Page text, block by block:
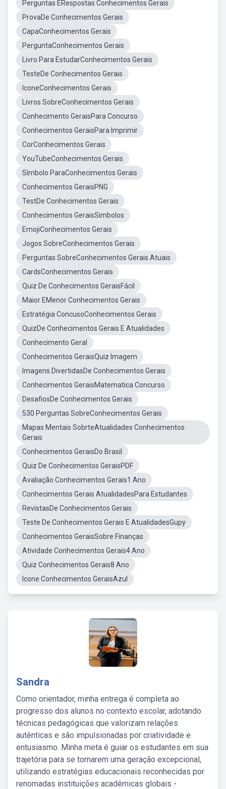
Perguntas ERespostas Conhecimentos Gerais
ProvaDe Conhecimentos Gerais
CapaConhecimentos Gerais
PerguntaConhecimentos Gerais
Livro Para EstudarConhecimentos Gerais
TesteDe Conhecimentos Gerais
IconeConhecimentos Gerais
Livros SobreConhecimentos Gerais
Conhecimento GeraisPara Concurso
Conhecimentos GeraisPara Imprimir
CorConhecimentos Gerais
YouTubeConhecimentos Gerais
Símbolo ParaConhecimentos Gerais
Conhecimentos GeraisPNG
TestDe Conhecimentos Gerais
Conhecimentos GeraisSimbolos
EmojiConhecimentos Gerais
Jogos SobreConhecimentos Gerais
Perguntas SobreConhecimentos Gerais Atuais
CardsConhecimentos Gerais
Quiz De Conhecimentos GeraisFácil
Maior EMenor Conhecimentos Gerais
Estratégia ConcusoConhecimentos Gerais
QuizDe Conhecimentos Gerais E Atualidades
Conhecimento Geral
Conhecimentos GeraisQuiz Imagem
Imagens DivertidasDe Conhecimentos Gerais
Conhecimentos GeraisMatematica Concurso
DesafiosDe Conhecimentos Gerais
530 Perguntas SobreConhecimentos Gerais
Mapas Mentais SobrteAtualidades Conhecimentos
Gerais
Conhecimentos GeraisDo Brasil
Quiz De Conhecimentos GeraisPDF
Avaliação Conhecimentos Gerais1 Ano
Conhecimentos Gerais AtualidadesPara Estudantes
RevistasDe Conhecimentos Gerais
Teste De Conhecimentos Gerais E AtualidadesGupy
Conhecimentos GeraisSobre Finanças
Atividade Conhecimentos Gerais4 Ano
Quiz Conhecimentos Gerais8 Ano
Icone Conhecimentos GeraisAzul
Sandra
Como orientador, minha entrega é completa ao
progresso dos alunos no contexto escolar, adotando
técnicas pedagógicas que valorizam relações
autênticas e são impulsionadas por criatividade e
entusiasmo. Minha meta é guiar os estudantes em sua
trajetória para se tornarem uma geração excepcional,
utilizando estratégias educacionais reconhecidas por
renomadas instituições acadêmicas globais -